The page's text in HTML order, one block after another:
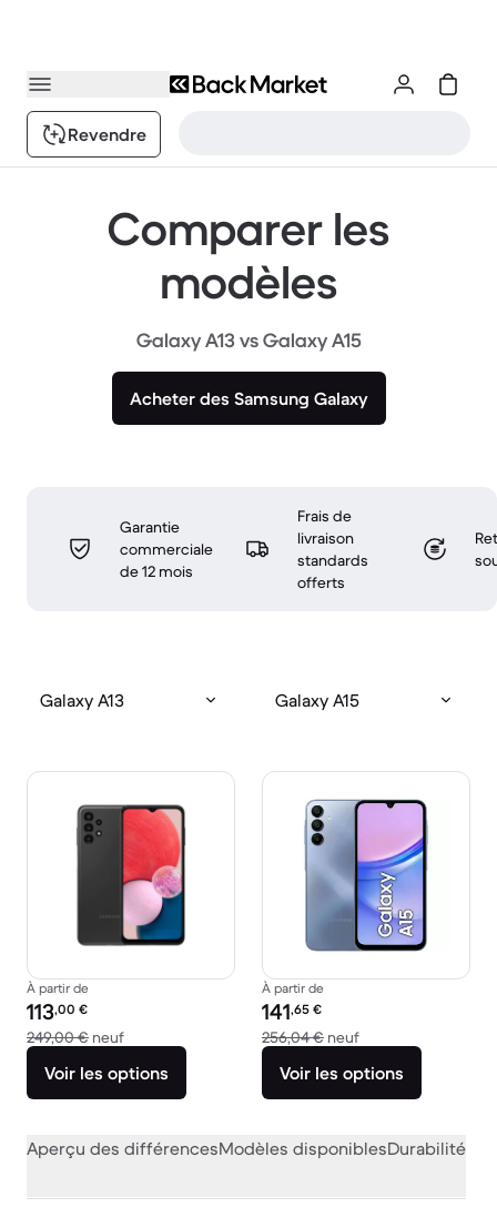
Revendre
Comparer les
modèles
Galaxy A13 vs Galaxy A15
Acheter des Samsung Galaxy
Garantie
commerciale
de 12 mois
Frais de
livraison
standards
offerts
Galaxy A13 Galaxy A15
À partir de
Prix reconditionné :
113,00 €
249,00 € neufcontre 249,00 € neuf
Voir les options
À partir de
Prix reconditionné :
141,65 €
256,04 € neufcontre 256,04 €
Voir les options
Aperçu des différencesModèles disponiblesDurabilité